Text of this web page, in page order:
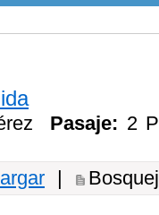
Pasaje: 2
|